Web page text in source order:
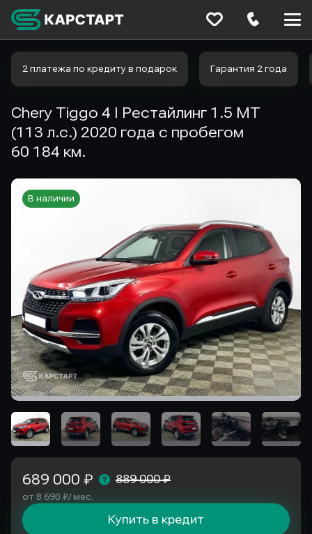
2 платежа по кредиту в подарок Гарантия 2 года
Chery Tiggo 4 I Рестайлинг 1.5 MT
(113 л.с.) 2020 года с пробегом
60 184 км.
В наличии
689 000 ₽ 889 000 ₽
от 8 690 ₽/ мес.
Купить в кредит